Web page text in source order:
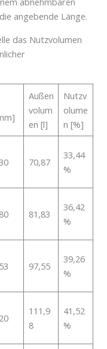
angebende Länge.
das Nutzvolumen
Außen
volum
en [l]
Nutzv
olume
n [%]
70,87
33,44
%
81,83
36,42
%
97,55
39,26
%
111,9
8
41,52
%